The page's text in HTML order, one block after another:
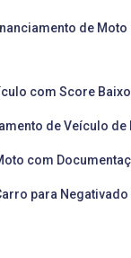
de
com Score
de Veículo de
com
para